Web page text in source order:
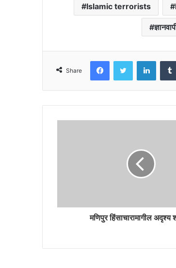
Islamic terrorists
Share
FacebookTwitter
मणिपुर हिंसाचारामागील अदृश्य